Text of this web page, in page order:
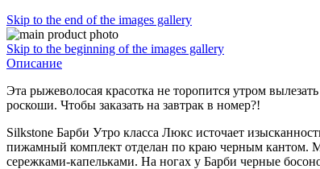
Skip to the end of the images gallery
Skip to the beginning of the images gallery
Описание
Эта рыжеволосая красотка не торопится утром
роскоши. Чтобы заказать на завтрак в номер?!
Silkstone Барби Утро класса Люкс источает
пижамный комплект отделан по краю черным кантом.
сережками-капельками. На ногах у Барби черные